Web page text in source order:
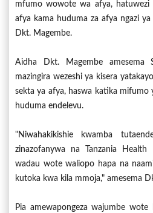
mfumo wowote wa afya,
afya kama huduma za afya ngazi ya
Dkt. Magembe.
Aidha Dkt. Magembe amesema
mazingira wezeshi ya kisera
sekta ya afya, haswa katika mifumo
huduma endelevu.
"Niwahakikishie kwamba
zinazofanywa na Tanzania
wadau wote waliopo hapa na
kutoka kwa kila mmoja," amesema
Pia amewapongeza wajumbe